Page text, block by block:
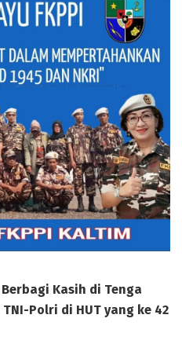
Berbagi Kasih di Tenga
Polri di HUT yang ke 42